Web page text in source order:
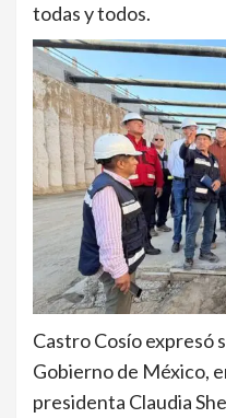
todas y todos.
Castro Cosío expresó
Gobierno de México,
presidenta Claudia